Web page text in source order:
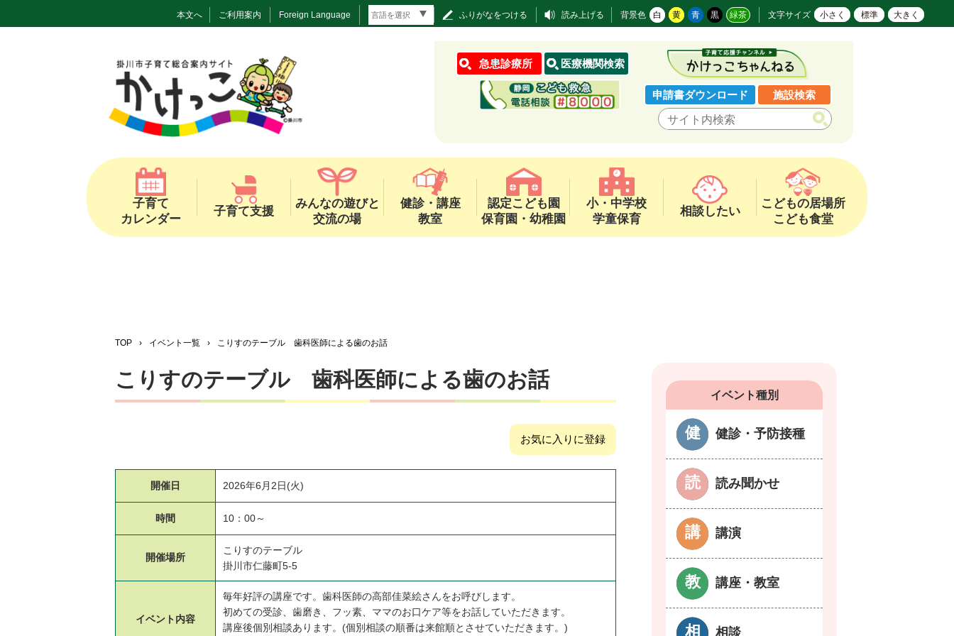
本文へ ご利用案内 Foreign Language ふりがなをつける 読み上げる 背景色 白 黄 青 黒 緑茶 文字サイズ 小さく 標準 大きく
急患診療所 医療機関検索
申請書ダウンロード 施設検索
子育て
カレンダー
子育て支援
みんなの遊びと
交流の場
健診・講座
教室
認定こども園
保育園・幼稚園
小・中学校
学童保育
相談したい
こどもの居場所
こども食堂
TOP › イベント一覧 › こりすのテーブル 歯科医師による歯のお話
こりすのテーブル 歯科医師による歯のお話
お気に入りに登録
開催日 2026年6月2日(火)
時間 10：00～
開催場所
こりすのテーブル
掛川市仁藤町5-5
イベント 内容
毎年好評の講座です。歯科医師の高部佳菜絵さんをお呼びします。
初めての受診、歯磨き、フッ素、ママのお口ケア等をお話していただきます。
講座後個別相談あります。(個別相談の順番は来館順とさせていただきます。)
イベント種別
健診・予防接種
読み聞かせ
講演
講座・教室
相談